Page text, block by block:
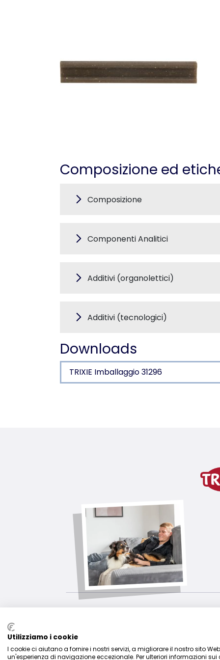
Composizione ed
Composizione
Componenti Analitici
Additivi (organolettici)
Additivi (tecnologici)
Downloads
TRIXIE Imballaggio 31296
variante di prodotto: numero
12 cm
Contenuto/Peso
500 gr.
Tipo di mangime
Composizione ed
cereali, sottoprodotti di origine
Utilizziamo i cookie
I cookie ci aiutano a fornire i nostri servizi, a migliorare il nostro sito
un'esperienza di navigazione eccezionale. Per ulteriori informazioni sui